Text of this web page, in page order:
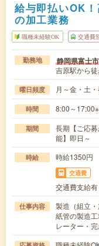
給与即払いOK
の加工業務
職種未経験OK 交通費
勤務地 静岡県富士市
吉原駅から
曜日頻度 月～金・土
時間 8:00～
期間
長期【ご応
能】即日～
時給 時給1350円
交通費
交通費支給有
仕事内容
製造（組立・
紙管の製造
レーター・